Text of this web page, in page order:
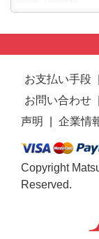
お支払い手段
お問い合わせ
声明
企業情
Copyright
Reserved.